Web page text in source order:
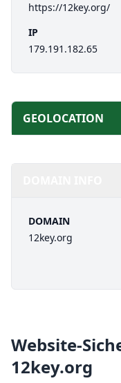
https://12key.org/
IP
179.191.182.65
GEOLOCATION
DOMAIN
12key.org
Website-
12key.org